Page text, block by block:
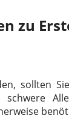
zu
sollten